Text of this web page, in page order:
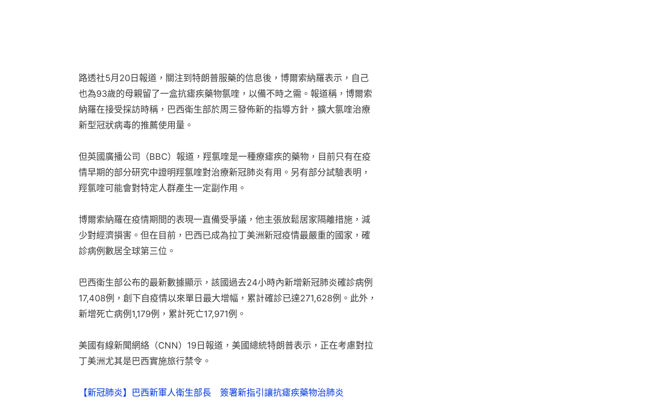
路透社5月20日報道，關注到特朗普服藥的信息後，博爾索納羅表示，自己
也為93歲的母親留了一盒抗瘧疾藥物氯喹，以備不時之需。報道稱，博爾索
納羅在接受採訪時稱，巴西衛生部於周三發佈新的指導方針，擴大氯喹治療
新型冠狀病毒的推薦使用量。
但英國廣播公司（BBC）報道，羥氯喹是一種療瘧疾的藥物，目前只有在疫
情早期的部分研究中證明羥氯喹對治療新冠肺炎有用。另有部分試驗表明，
羥氯喹可能會對特定人群產生一定副作用。
博爾索納羅在疫情期間的表現一直備受爭議，他主張放鬆居家隔離措施，減
少對經濟損害。但在目前，巴西已成為拉丁美洲新冠疫情最嚴重的國家，確
診病例數居全球第三位。
巴西衛生部公布的最新數據顯示，該國過去24小時內新增新冠肺炎確診病例
17,408例，創下自疫情以來單日最大增幅，累計確診已達271,628例。此外，
新增死亡病例1,179例，累計死亡17,971例。
美國有線新聞網絡（CNN）19日報道，美國總統特朗普表示，正在考慮對拉
丁美洲尤其是巴西實施旅行禁令。
【新冠肺炎】巴西新軍人衛生部長 簽署新指引讓抗瘧疾藥物治肺炎